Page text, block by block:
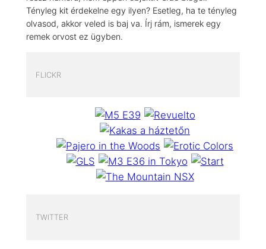
Tényleg kit érdekelne egy ilyen? Esetleg, ha te tényleg
olvasod, akkor veled is baj va. Írj rám, ismerek egy
remek orvost ez ügyben.
FLICKR
TWITTER